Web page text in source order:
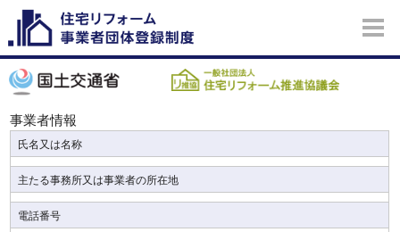
事業者情報
氏名又は名称
主たる事務所又は事業者の所在地
電話番号